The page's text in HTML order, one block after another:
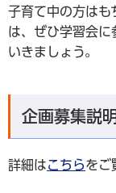
子育て中の方はも
は、ぜひ学習会に
いきましょう。
企画募集説
詳細はこちらをご